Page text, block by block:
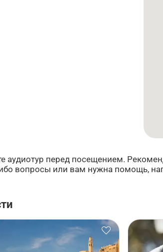
аудиотур перед посещением.
вопросы или вам нужна помощь,